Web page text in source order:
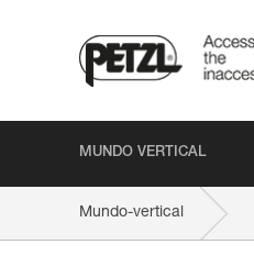
MUNDO VERTICAL
Mundo-vertical